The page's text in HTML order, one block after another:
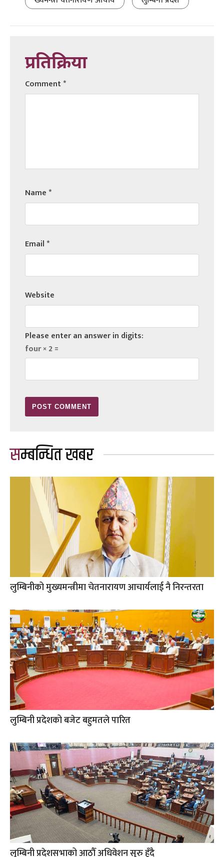
प्रतिक्रिया
Comment*
Name*
Email*
Website
Please enter an answer in digits:
four × 2 =
सम्बन्धित खबर
लुम्बिनीको मुख्यमन्त्रीमा चेतनारायण आचार्यलाई नै निरन्तरता
लुम्बिनी प्रदेशको बजेट बहुमतले पारित
लुम्बिनी प्रदेशसभाको आठौँ अधिवेशन सुरु हुँदै